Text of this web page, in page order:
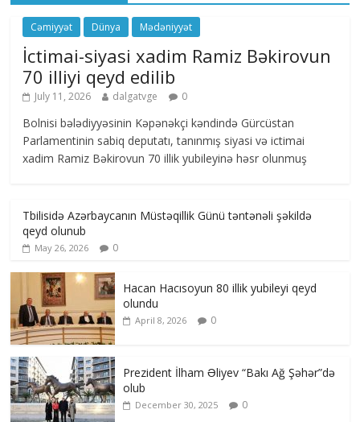
Cəmiyyət Dünya Mədəniyyət
İctimai-siyasi xadim Ramiz Bəkirovun
70 illiyi qeyd edilib
July 11, 2026 dalgatvge 0
Bolnisi bələdiyyəsinin Kəpənəkçi kəndində Gürcüstan
Parlamentinin sabiq deputatı, tanınmış siyasi və ictimai
xadim Ramiz Bəkirovun 70 illik yubileyinə həsr olunmuş
Tbilisidə Azərbaycanın Müstəqillik Günü təntənəli şəkildə
qeyd olunub
May 26, 2026 0
Hacan Hacısoyun 80 illik yubileyi qeyd
olundu
April 8, 2026 0
Prezident İlham Əliyev “Bakı Ağ Şəhər”də
olub
December 30, 2025 0